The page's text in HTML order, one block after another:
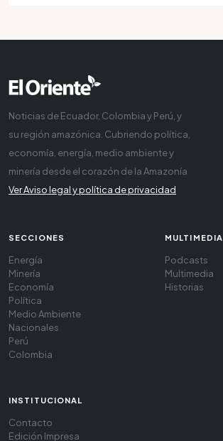
Noticias de Ecuador, Colombia y Perú, y
su región amazónica. Cubriendo política,
economía, energía, medio ambiente y
minería desde el corazón de la Amazonía
Ver Aviso legal y política de privacidad
SECCIONES
Energía
Minería
Economía
Política
Medio Ambiente
Nacionales
Perú
Colombia
MULTIMEDIA
Podcasts
Multimedia
Historias
INSTITUCIONAL
Contacto
Edición Impresa